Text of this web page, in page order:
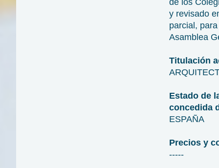
de los
y revisado
parcial,
Asamblea
Titulación
Estado de
concedida
ESPAÑA
Precios y
-----